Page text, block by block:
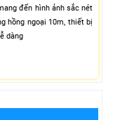
đến hình ảnh sắc nét
hồng ngoại 10m, thiết bị
dàng